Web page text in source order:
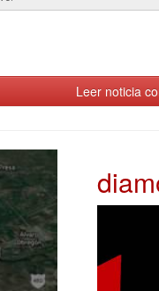
Leer noticia